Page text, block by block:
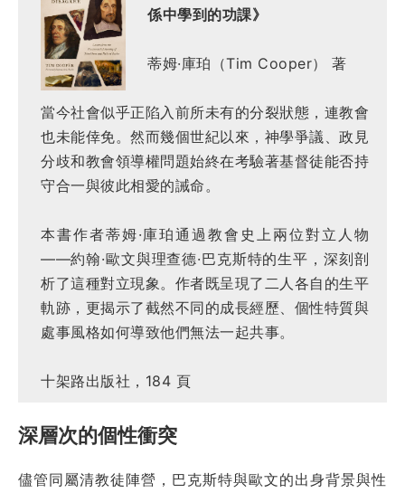
係中學到的功課》
蒂姆·庫珀（Tim Cooper） 著
當今社會似乎正陷入前所未有的分裂狀態，連教會
也未能倖免。 然而幾個世紀以來，神學爭議、政見
分歧和教會領導權問題始終在考驗著基督徒能否持
守合一與彼此相愛的誡命。
本書作者蒂姆·庫珀通過教會史上兩位對立人物
——約翰·歐文與理查德·巴克斯特的生平，深刻剖
析了這種對立現象。作者既呈現了二人各自的生平
軌跡，更揭示了截然不同的成長經歷、個性特質與
處事風格如何導致他們無法一起共事。
十架路出版社，184 頁
深層次的個性衝突
儘管同屬清教徒陣營，巴克斯特與歐文的出身背景與性